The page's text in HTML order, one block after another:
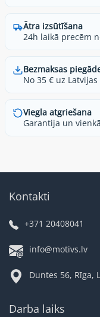
Ātra izsūtīšana
24h laikā precēm
Bezmaksas
No 35 € uz
Viegla atgriešana
Garantija un
Kontakti
+371 20408041
info@motivs.lv
Duntes 56, Rīga,
Darba laiks